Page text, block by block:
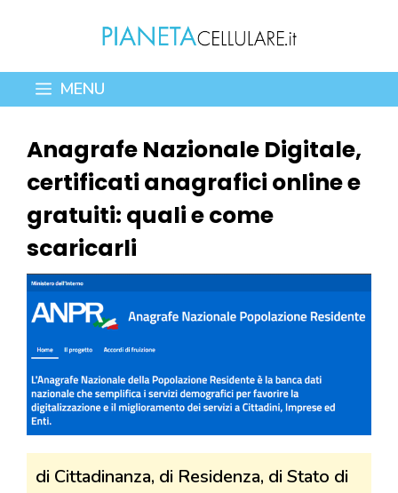
contenuto
MENU
Anagrafe Nazionale Digitale,
certificati anagrafici online e
gratuiti: quali e come
scaricarli
di Cittadinanza, di Residenza, di Stato di